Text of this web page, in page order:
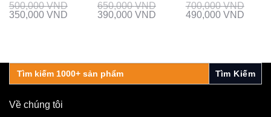
500,000VND
350,000 VND
650,000VND
390,000 VND
700,000VND
490,000 VND
Search
for:
Về chúng tôi